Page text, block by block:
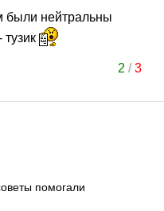
были нейтральны
2 /3
помогали